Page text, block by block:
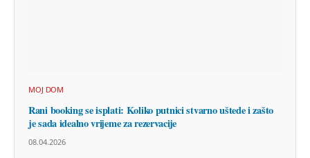
MOJ DOM
Rani booking se isplati: Koliko putnici stvarno uštede i zašto
je sada idealno vrijeme za rezervacije
08.04.2026